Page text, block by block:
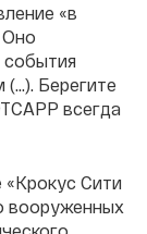
«в
Оно
Берегите
всегда
Сити
вооруженных